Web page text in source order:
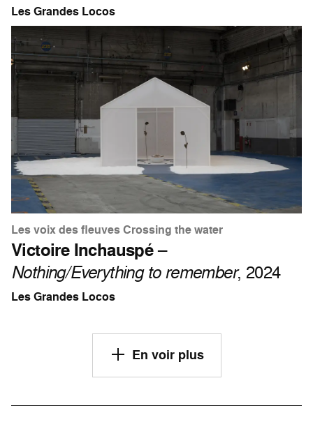
Les Grandes Locos
Les voix des fleuves Crossing the water
Victoire Inchauspé–
Nothing/Everything to remember, 2024
Les Grandes Locos
En voir plus